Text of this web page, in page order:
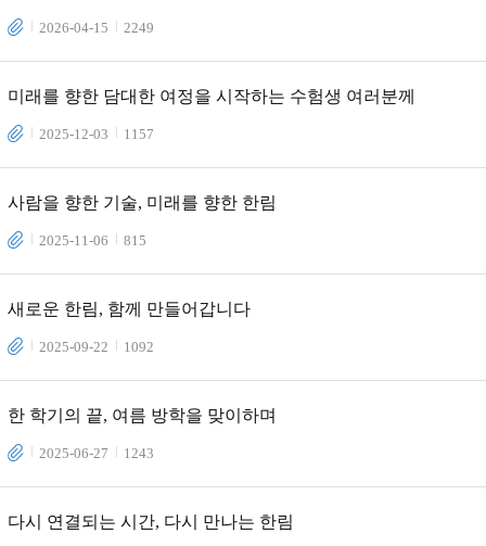
합니다2026-04-15 2249
미래를 향한 담대한 여정을 시작하는 수험생 여러분께
2025-12-03 1157
사람을 향한 기술, 미래를 향한 한림
2025-11-06 815
새로운 한림, 함께 만들어갑니다
2025-09-22 1092
한 학기의 끝, 여름 방학을 맞이하며
2025-06-27 1243
다시 연결되는 시간, 다시 만나는 한림